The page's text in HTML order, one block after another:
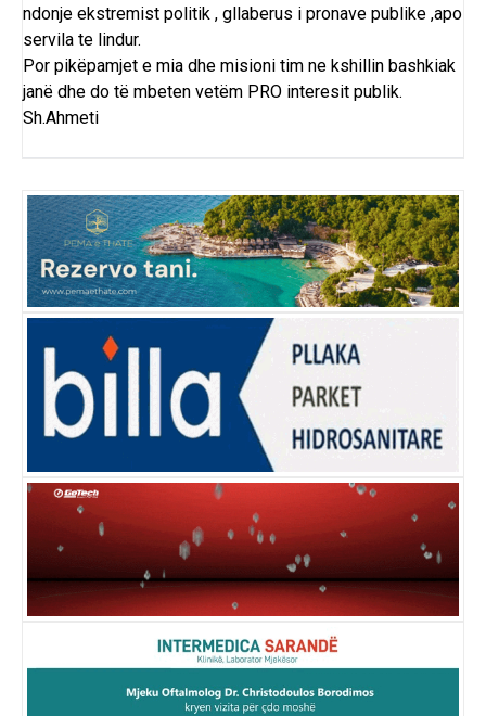
ndonje ekstremist politik , gllaberus i pronave publike ,apo
servila te lindur.
Por pikëpamjet e mia dhe misioni tim ne kshillin bashkiak
janë dhe do të mbeten vetëm PRO interesit publik.
Sh.Ahmeti